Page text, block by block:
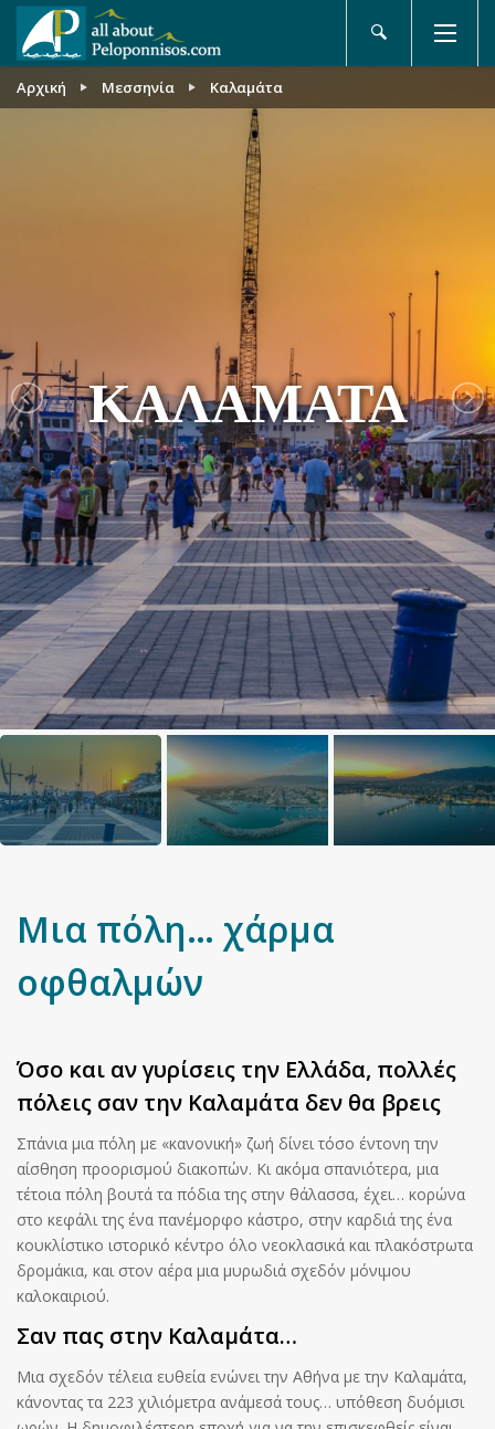
Αρχική Μεσσηνία Καλαμάτα
ΚΑΛΑΜΆΤΑ
Μια πόλη… χάρμα
οφθαλμών
Όσο και αν γυρίσεις την Ελλάδα, πολλές
πόλεις σαν την Καλαμάτα δεν θα βρεις
Σπάνια μια πόλη με «κανονική» ζωή δίνει τόσο έντονη την
αίσθηση προορισμού διακοπών. Κι ακόμα σπανιότερα, μια
τέτοια πόλη βουτά τα πόδια της στην θάλασσα, έχει… κορώνα
στο κεφάλι της ένα πανέμορφο κάστρο, στην καρδιά της ένα
κουκλίστικο ιστορικό κέντρο όλο νεοκλασικά και πλακόστρωτα
δρομάκια, και στον αέρα μια μυρωδιά σχεδόν μόνιμου
καλοκαιριού.
Σαν πας στην Καλαμάτα…
Μια σχεδόν τέλεια ευθεία ενώνει την Αθήνα με την Καλαμάτα,
κάνοντας τα 223 χιλιόμετρα ανάμεσά τους… υπόθεση δυόμισι